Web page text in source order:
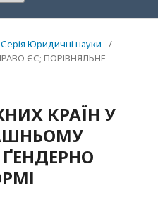
Юридичні науки
/
ЄС; ПОРІВНЯЛЬНЕ
КРАЇН У